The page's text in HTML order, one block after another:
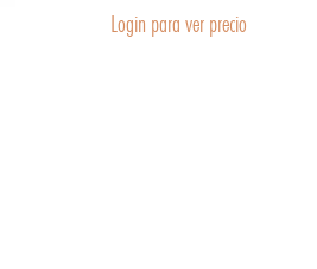
Login para ver precio